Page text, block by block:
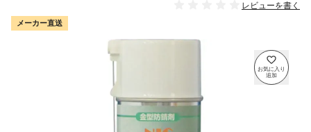
レビューを書く
メーカー直送